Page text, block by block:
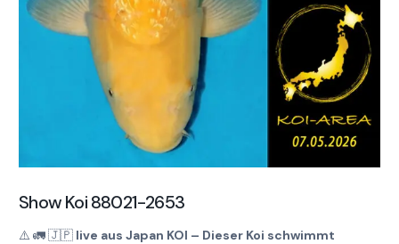
Show Koi 88021-2653
⚠️ 🚛🇯🇵 live aus Japan KOI – Dieser Koi schwimmt